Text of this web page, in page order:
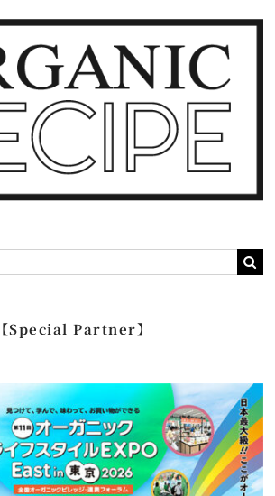
【Special Partner】